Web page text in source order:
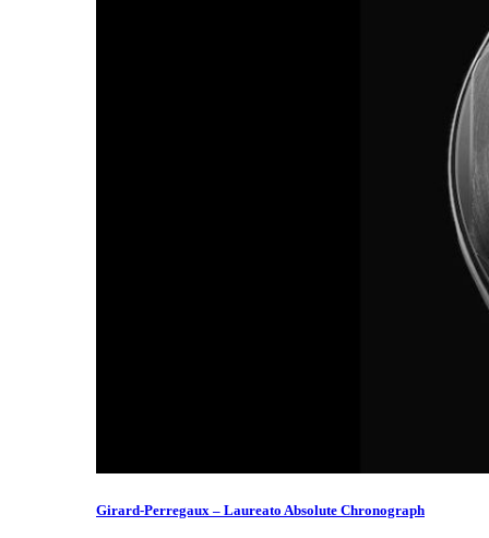
Girard-Perregaux – Laureato Absolute Chronograph